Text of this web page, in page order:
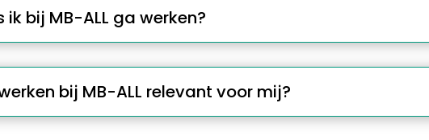
bij MB-ALL ga werken?
bij MB-ALL relevant voor mij?